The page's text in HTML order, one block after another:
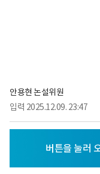
안용현 논설위원
입력 2025.12.09. 23:47